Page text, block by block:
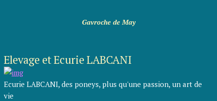
Gavroche de May
Elevage et Ecurie LABCANI
Ecurie LABCANI, des poneys, plus qu'une passion, un art de
vie